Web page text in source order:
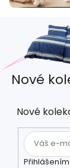
Nové
Nové